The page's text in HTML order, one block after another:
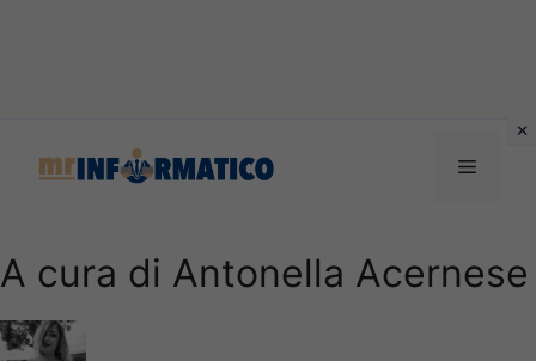
Menu
A cura di Antonella Acernese